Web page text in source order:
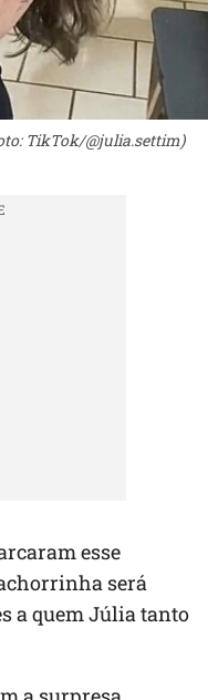
TikTok/@julia.settim)
esse
será
a quem Júlia tanto